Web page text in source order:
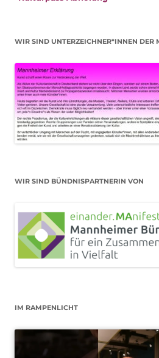
WIR SIND UNTERZEICHNER*INNEN DER
WIR SIND BÜNDNISPARTNERIN VON
IM RAMPENLICHT